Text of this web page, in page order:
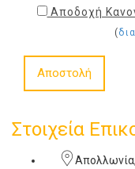
Αποδοχή
(
Αποστολή
Στοιχεία